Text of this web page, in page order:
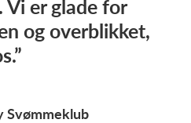
Vi er glade for
og overblikket,
Svømmeklub